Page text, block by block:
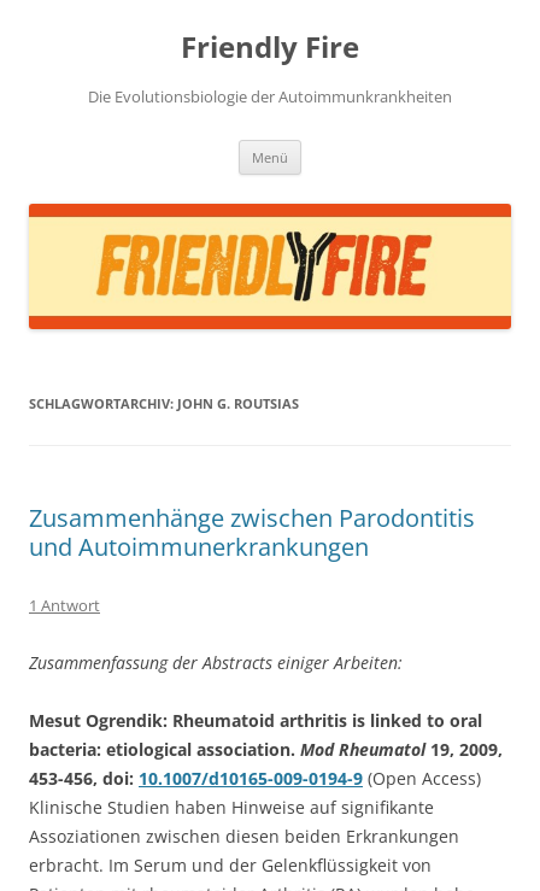
Friendly Fire
Die Evolutionsbiologie der Autoimmunkrankheiten
Menü
SCHLAGWORTARCHIV: JOHN G. ROUTSIAS
Zusammenhänge zwischen Parodontitis
und Autoimmunerkrankungen
1 Antwort
Zusammenfassung der Abstracts einiger Arbeiten:
Mesut Ogrendik: Rheumatoid arthritis is linked to oral
bacteria: etiological association. Mod Rheumatol19, 2009,
453-456, doi: 10.1007/d10165-009-0194-9 (Open Access)
Klinische Studien haben Hinweise auf signifikante
Assoziationen zwischen diesen beiden Erkrankungen
erbracht. Im Serum und der Gelenkflüssigkeit von